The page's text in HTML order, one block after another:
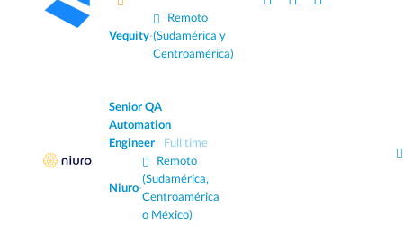
Vequity·
Remoto
(Sudamérica y
Centroamérica)
Senior QA
Automation
Engineer
Full time
Niuro·
Remoto
(Sudamérica,
Centroamérica
o México)